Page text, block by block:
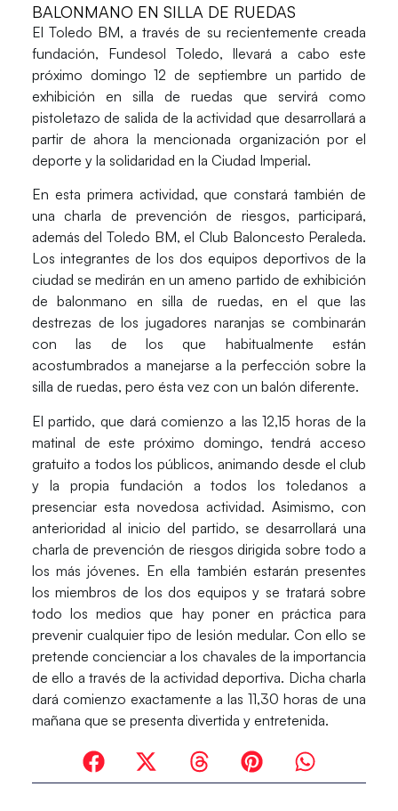
BALONMANO EN SILLA DE RUEDAS
El Toledo BM, a través de su recientemente creada
fundación, Fundesol Toledo, llevará a cabo este
próximo domingo 12 de septiembre un partido de
exhibición en silla de ruedas que servirá como
pistoletazo de salida de la actividad que desarrollará a
partir de ahora la mencionada organización por el
deporte y la solidaridad en la Ciudad Imperial.
En esta primera actividad, que constará también de
una charla de prevención de riesgos, participará,
además del Toledo BM, el Club Baloncesto Peraleda.
Los integrantes de los dos equipos deportivos de la
ciudad se medirán en un ameno partido de exhibición
de balonmano en silla de ruedas, en el que las
destrezas de los jugadores naranjas se combinarán
con las de los que habitualmente están
acostumbrados a manejarse a la perfección sobre la
silla de ruedas, pero ésta vez con un balón diferente.
El partido, que dará comienzo a las 12,15 horas de la
matinal de este próximo domingo, tendrá acceso
gratuito a todos los públicos, animando desde el club
y la propia fundación a todos los toledanos a
presenciar esta novedosa actividad. Asimismo, con
anterioridad al inicio del partido, se desarrollará una
charla de prevención de riesgos dirigida sobre todo a
los más jóvenes. En ella también estarán presentes
los miembros de los dos equipos y se tratará sobre
todo los medios que hay poner en práctica para
prevenir cualquier tipo de lesión medular. Con ello se
pretende concienciar a los chavales de la importancia
de ello a través de la actividad deportiva. Dicha charla
dará comienzo exactamente a las 11,30 horas de una
mañana que se presenta divertida y entretenida.